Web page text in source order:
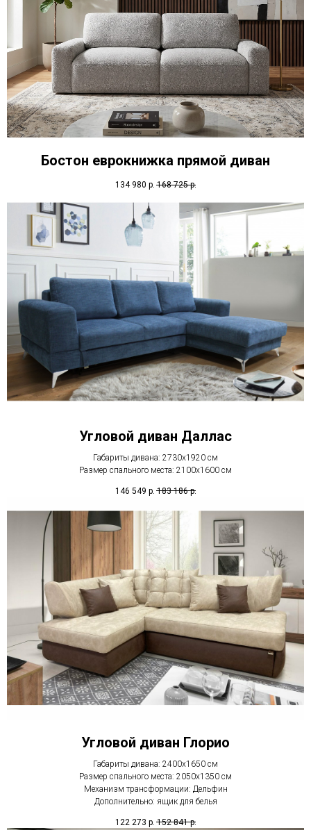
Бостон еврокнижка прямой диван
134 980 р. 168 725 р.
Угловой диван Даллас
Габариты дивана: 2730x1920 см
Размер спального места: 2100x1600 см
146 549 р. 183 186 р.
Угловой диван Глорио
Габариты дивана: 2400х1650 см
Размер спального места: 2050х1350 см
Механизм трансформации: Дельфин
Дополнительно: ящик для белья
122 273 р. 152 841 р.